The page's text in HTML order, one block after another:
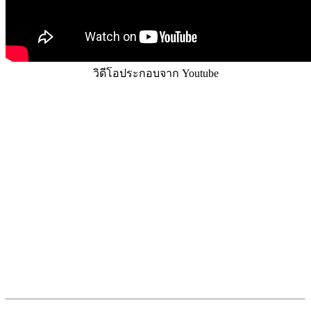
วิดีโอประกอบจาก Youtube